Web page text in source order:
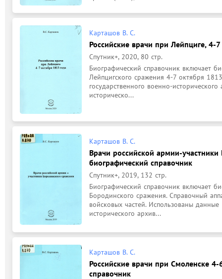
Карташов В. С.
Российские врачи при Лейпциге, 4-
Спутник+, 2020, 80 стр.
Биографический справочник включает
Лейпцигского сражения 4-7 октября
государственного военно-
историческо...
Карташов В. С.
Врачи российской армии-
биографический справочник
Спутник+, 2019, 132 стр.
Биографический справочник включает
Бородинского сражения. Справочный
войсковых частей. Использованы данные
исторического архив...
Карташов В. С.
Российские врачи при Смоленске
справочник